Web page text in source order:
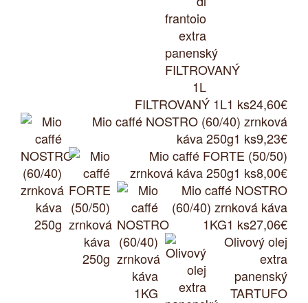
FILTROVANÝ 1L1 ks24,60€
Mio caffé NOSTRO (60/40) zrnková
káva 250g1 ks9,23€
Mio caffé FORTE (50/50)
zrnková káva 250g1 ks8,00€
Mio caffé NOSTRO
(60/40) zrnková káva
1KG1 ks27,06€
Olivový olej
extra
panenský
TARTUFO